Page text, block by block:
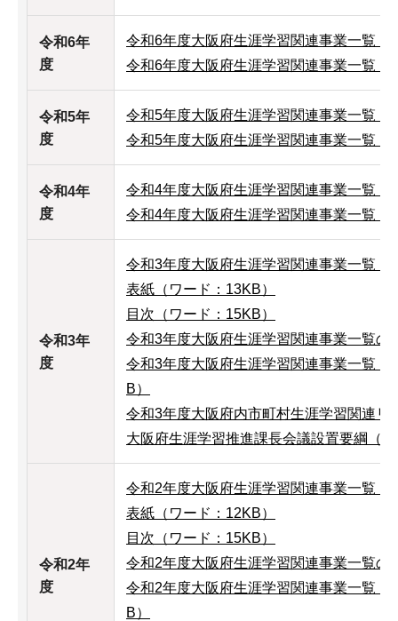
令和6年
度
令和6年度大阪府生涯学習関連事業一覧（
令和6年度大阪府生涯学習関連事業一覧（
令和5年
度
令和5年度大阪府生涯学習関連事業一覧（
令和5年度大阪府生涯学習関連事業一覧（
令和4年
度
令和4年度大阪府生涯学習関連事業一覧（
令和4年度大阪府生涯学習関連事業一覧（
令和3年
度
令和3年度大阪府生涯学習関連事業一覧（
表紙（ワード：13KB）
目次（ワード：15KB）
令和3年度大阪府生涯学習関連事業一覧の
令和3年度大阪府生涯学習関連事業一覧（
B）
令和3年度大阪府内市町村生涯学習関連リ
大阪府生涯学習推進課長会議設置要綱（
令和2年
度
令和2年度大阪府生涯学習関連事業一覧（
表紙（ワード：12KB）
目次（ワード：15KB）
令和2年度大阪府生涯学習関連事業一覧の
令和2年度大阪府生涯学習関連事業一覧（
B）